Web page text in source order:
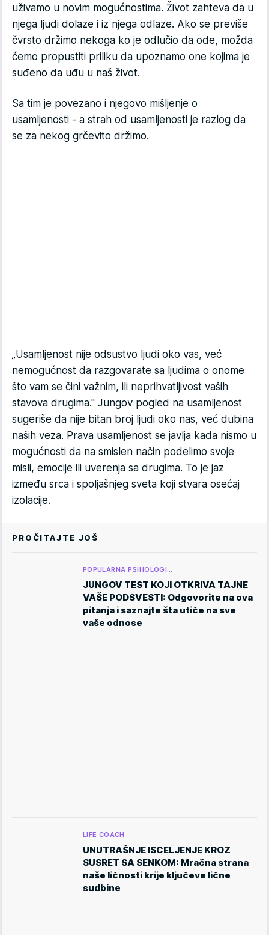
uživamo u novim mogućnostima. Život zahteva da u
njega ljudi dolaze i iz njega odlaze. Ako se previše
čvrsto držimo nekoga ko je odlučio da ode, možda
ćemo propustiti priliku da upoznamo one kojima je
suđeno da uđu u naš život.
Sa tim je povezano i njegovo mišljenje o
usamljenosti - a strah od usamljenosti je razlog da
se za nekog grčevito držimo.
„Usamljenost nije odsustvo ljudi oko vas, već
nemogućnost da razgovarate sa ljudima o onome
što vam se čini važnim, ili neprihvatljivost vaših
stavova drugima." Jungov pogled na usamljenost
sugeriše da nije bitan broj ljudi oko nas, već dubina
naših veza. Prava usamljenost se javlja kada nismo u
mogućnosti da na smislen način podelimo svoje
misli, emocije ili uverenja sa drugima. To je jaz
između srca i spoljašnjeg sveta koji stvara osećaj
izolacije.
PROČITAJTE JOŠ
POPULARNA PSIHOLOGI…
JUNGOV TEST KOJI OTKRIVA TAJNE
VAŠE PODSVESTI: Odgovorite na ova
pitanja i saznajte šta utiče na sve
vaše odnose
LIFE COACH
UNUTRAŠNJE ISCELJENJE KROZ
SUSRET SA SENKOM: Mračna strana
naše ličnosti krije ključeve lične
sudbine